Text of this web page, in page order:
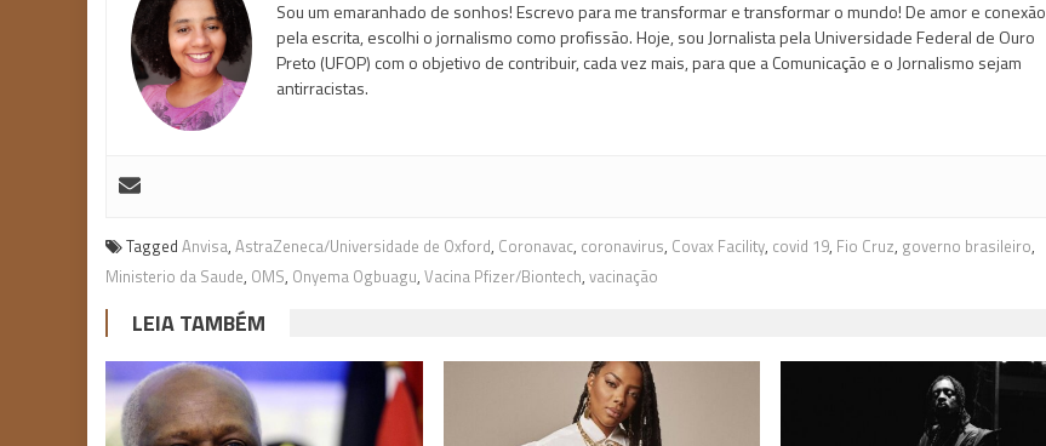
Sou um emaranhado de sonhos! Escrevo para me transformar e transformar o mundo! De amor e conexão
pela escrita, escolhi o jornalismo como profissão. Hoje, sou Jornalista pela Universidade Federal de Ouro
Preto (UFOP) com o objetivo de contribuir, cada vez mais, para que a Comunicação e o Jornalismo sejam
antirracistas.
Tagged Anvisa, AstraZeneca/Universidade de Oxford, Coronavac, coronavirus, Covax Facility, covid 19, Fio Cruz, governo brasileiro,
Ministerio da Saude, OMS, Onyema Ogbuagu, Vacina Pfizer/Biontech, vacinação
LEIA TAMBÉM